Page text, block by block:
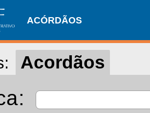
ACÓRDÃOS
Acordãos